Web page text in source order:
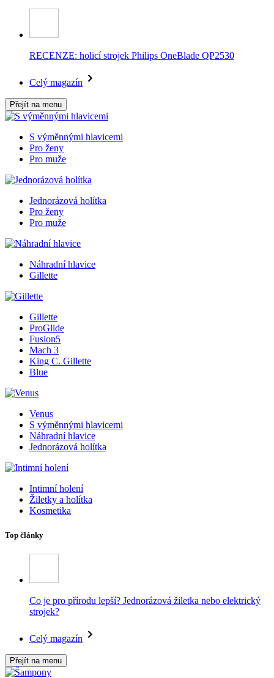
RECENZE: holicí strojek Philips OneBlade QP2530
Celý magazín
Přejít na menu
S výměnnými hlavicemi
Pro ženy
Pro muže
Jednorázová holítka
Pro ženy
Pro muže
Náhradní hlavice
Gillette
Gillette
ProGlide
Fusion5
Mach 3
King C. Gillette
Blue
Venus
S výměnnými hlavicemi
Náhradní hlavice
Jednorázová holítka
Intimní holení
Žiletky a holítka
Kosmetika
Top články
Co je pro přírodu lepší? Jednorázová žiletka nebo elektrický
strojek?
Celý magazín
Přejít na menu